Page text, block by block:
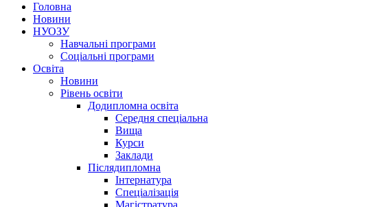
Головна
Новини
НУОЗУ
Навчальні програми
Соціальні програми
Освіта
Новини
Рівень освіти
Додипломна освіта
Середня спеціальна
Вища
Курси
Заклади
Післядипломна
Інтернатура
Спеціалізація
Магістратура